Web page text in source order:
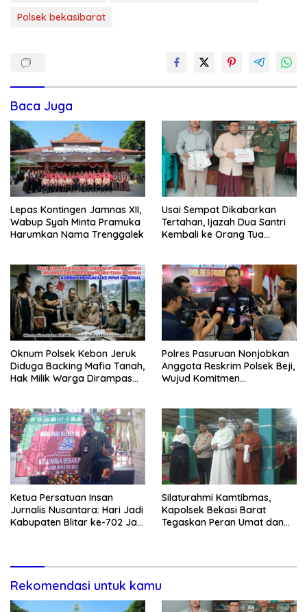
Polsek bekasibarat
Baca Juga
Lepas Kontingen Jamnas XII,
Wabup Syah Minta Pramuka
Harumkan Nama Trenggalek
Usai Sempat Dikabarkan
Tertahan, Ijazah Dua Santri
Kembali ke Orang Tua
Oknum Polsek Kebon Jeruk
Diduga Backing Mafia Tanah,
Hak Milik Warga Dirampas
Polres Pasuruan Nonjobkan
Anggota Reskrim Polsek Beji,
Wujud Komitmen
Ketua Persatuan Insan
Jurnalis Nusantara: Hari Jadi
Kabupaten Blitar ke-702 Jadi
Silaturahmi Kamtibmas,
Kapolsek Bekasi Barat
Tegaskan Peran Umat dan
Rekomendasi untuk kamu